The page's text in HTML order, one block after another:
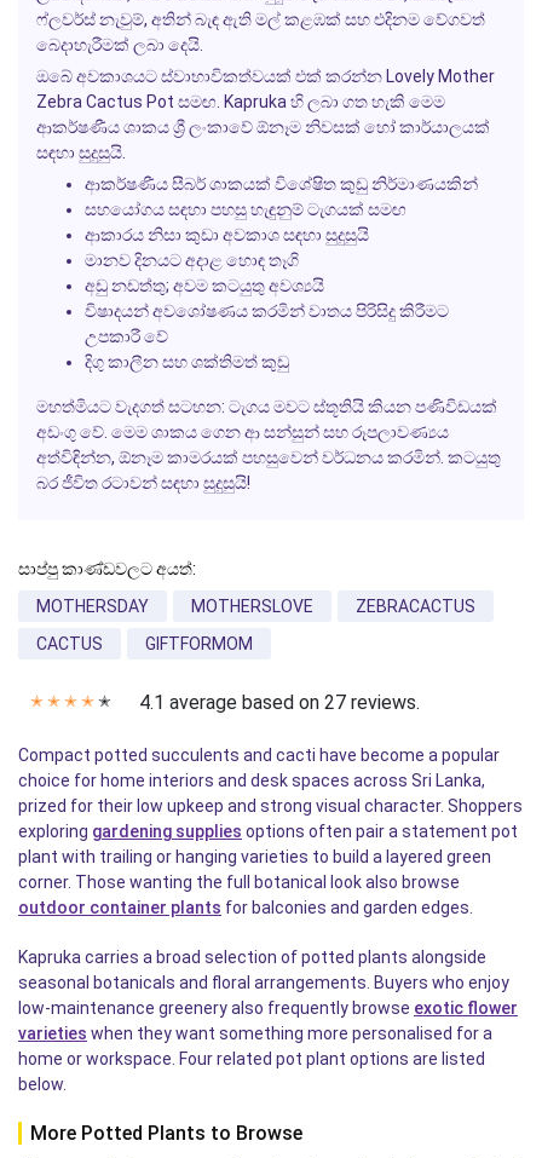
ෆ්ලවර්ස් නැවුම්, අතින් බැඳ ඇති මල් කළඹක් සහ එදිනම වේගවත්
බෙදාහැරීමක් ලබා දෙයි.
ඔබේ අවකාශයට ස්වාභාවිකත්වයක් එක් කරන්න Lovely Mother
Zebra Cactus Pot සමඟ. Kaprukaහි ලබා ගත හැකි මෙම
ආකර්ෂණීය ශාකය ශ්‍රී ලංකාවේ ඕනෑම නිවසක් හෝ කාර්යාලයක්
සඳහා සුදුසුයි.
ආකර්ෂණීය සීබර් ශාකයක් විශේෂිත කුඩු නිර්මාණයකින්
සහයෝගය සඳහා පහසු හැඳුනුම් ටැගයක් සමඟ
ආකාරය නිසා කුඩා අවකාශ සඳහා සුදුසුයි
මානව දිනයට අදාළ හොඳ තෑගි
අඩු නඩත්තු; අවම කටයුතු අවශ්‍යයි
විෂාදයන් අවශෝෂණය කරමින් වාතය පිරිසිදු කිරීමට
උපකාරී වේ
දිගු කාලීන සහ ශක්තිමත් කුඩු
මහත්මියට වැදගත් සටහන: ටැගය මවට ස්තූතියි කියන පණිවිඩයක්
අඩංගු වේ. මෙම ශාකය ගෙන ආ සන්සුන් සහ රූපලාවණ්‍යය
අත්විඳින්න, ඕනෑම කාමරයක් පහසුවෙන් වර්ධනය කරමින්. කටයුතු
බර ජීවිත රටාවන් සඳහා සුදුසුයි!
සාප්පු කාණ්ඩවලට අයත්:
MOTHERSDAY
MOTHERSLOVE
ZEBRACACTUS
CACTUS
GIFTFORMOM
✭ ✭ ✭ ✭ ✭ 4.1 average based on 27 reviews.
Compact potted succulents and cacti have become a popular
choice for home interiors and desk spaces across Sri Lanka,
prized for their low upkeep and strong visual character. Shoppers
exploring gardening supplies options often pair a statement pot
plant with trailing or hanging varieties to build a layered green
corner. Those wanting the full botanical look also browse
outdoor container plants for balconies and garden edges.
Kapruka carries a broad selection of potted plants alongside
seasonal botanicals and floral arrangements. Buyers who enjoy
low-maintenance greenery also frequently browse exotic flower
varieties when they want something more personalised for a
home or workspace. Four related pot plant options are listed
below.
More Potted Plants to Browse